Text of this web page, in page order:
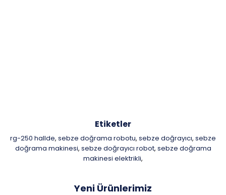
Etiketler
rg-250 hallde, sebze doğrama robotu, sebze doğrayıcı, sebze
doğrama makinesi, sebze doğrayıcı robot, sebze doğrama
makinesi elektrikli,
Yeni Ürünlerimiz